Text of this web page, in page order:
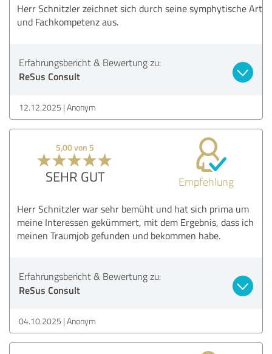
Herr Schnitzler zeichnet sich durch seine symphytische Art
und Fachkompetenz aus.
Erfahrungsbericht & Bewertung zu:
ReSus Consult
12.12.2025 Anonym
5,00 von 5
SEHR GUT Empfehlung
Herr Schnitzler war sehr bemüht und hat sich prima um
meine Interessen gekümmert, mit dem Ergebnis, dass ich
meinen Traumjob gefunden und bekommen habe.
Erfahrungsbericht & Bewertung zu:
ReSus Consult
04.10.2025 Anonym